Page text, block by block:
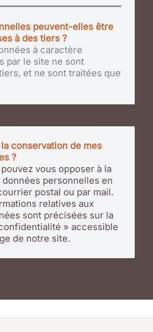
peuvent-elles être
à des tiers ?
à caractère
par le site ne sont
et ne sont traitées que
conservation de mes
?
vous opposer à la
personnelles en
postal ou par mail.
relatives aux
sont précisées sur la
» accessible
de notre site.